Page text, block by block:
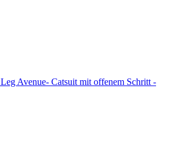
Leg Avenue- Catsuit mit offenem Schritt -